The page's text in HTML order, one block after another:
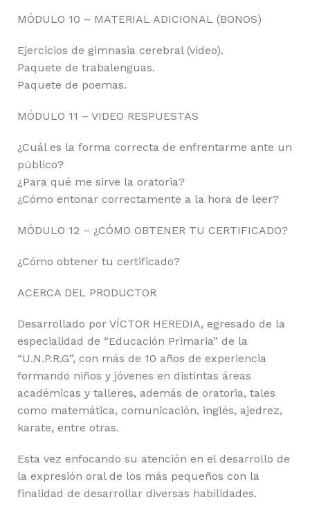
MÓDULO 10 – MATERIAL ADICIONAL (BONOS)
Ejercicios de gimnasia cerebral (video).
Paquete de trabalenguas.
Paquete de poemas.
MÓDULO 11 – VIDEO RESPUESTAS
¿Cuál es la forma correcta de enfrentarme ante un
público?
¿Para qué me sirve la oratoria?
¿Cómo entonar correctamente a la hora de leer?
MÓDULO 12 – ¿CÓMO OBTENER TU CERTIFICADO?
¿Cómo obtener tu certificado?
ACERCA DEL PRODUCTOR
Desarrollado por VÍCTOR HEREDIA, egresado de la
especialidad de “Educación Primaria” de la
“U.N.P.R.G”, con más de 10 años de experiencia
formando niños y jóvenes en distintas áreas
académicas y talleres, además de oratoria, tales
como matemática, comunicación, inglés, ajedrez,
karate, entre otras.
Esta vez enfocando su atención en el desarrollo de
la expresión oral de los más pequeños con la
finalidad de desarrollar diversas habilidades.